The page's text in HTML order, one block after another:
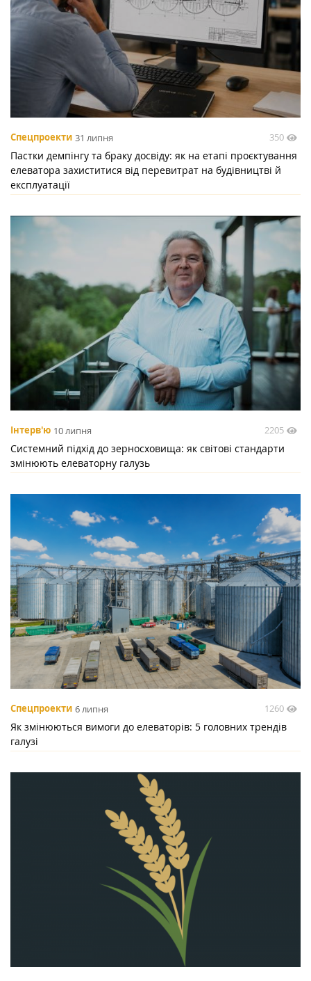
Спецпроекти 31 липня 350
Пастки демпінгу та браку досвіду: як на етапі проєктування
елеватора захиститися від перевитрат на будівництві й
експлуатації
Інтерв'ю 10 липня 2205
Системний підхід до зерносховища: як світові стандарти
змінюють елеваторну галузь
Спецпроекти 6 липня 1260
Як змінюються вимоги до елеваторів: 5 головних трендів
галузі